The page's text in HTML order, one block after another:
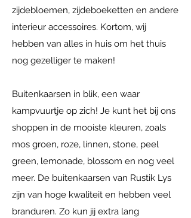
zijdebloemen, zijdeboeketten en andere
interieur accessoires. Kortom, wij
hebben van alles in huis om het thuis
nog gezelliger te maken!
Buitenkaarsen in blik, een waar
kampvuurtje op zich! Je kunt het bij ons
shoppen in de mooiste kleuren, zoals
mos groen, roze, linnen, stone, peel
green, lemonade, blossom en nog veel
meer. De buitenkaarsen van Rustik Lys
zijn van hoge kwaliteit en hebben veel
branduren. Zo kun jij extra lang